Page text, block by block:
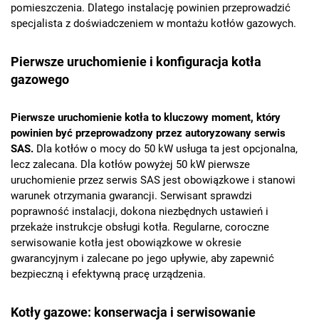
pomieszczenia. Dlatego instalację powinien przeprowadzić
specjalista z doświadczeniem w montażu kotłów gazowych.
Pierwsze uruchomienie i konfiguracja kotła
gazowego
Pierwsze uruchomienie kotła to kluczowy moment, który
powinien być przeprowadzony przez autoryzowany serwis
SAS. Dla kotłów o mocy do 50 kW usługa ta jest opcjonalna,
lecz zalecana. Dla kotłów powyżej 50 kW pierwsze
uruchomienie przez serwis SAS jest obowiązkowe i stanowi
warunek otrzymania gwarancji. Serwisant sprawdzi
poprawność instalacji, dokona niezbędnych ustawień i
przekaże instrukcje obsługi kotła. Regularne, coroczne
serwisowanie kotła jest obowiązkowe w okresie
gwarancyjnym i zalecane po jego upływie, aby zapewnić
bezpieczną i efektywną pracę urządzenia.
Kotły gazowe: konserwacja i serwisowanie